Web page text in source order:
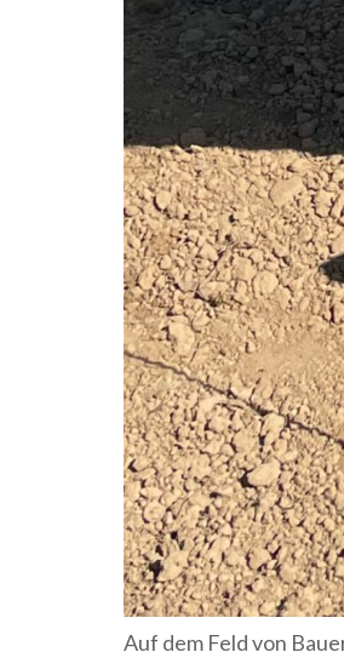
Auf dem Feld von